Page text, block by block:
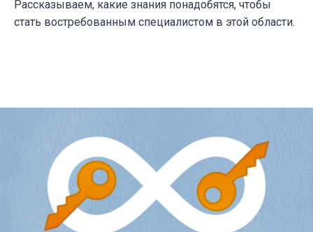
Рассказываем, какие знания понадобятся, чтобы
стать востребованным специалистом в этой области.